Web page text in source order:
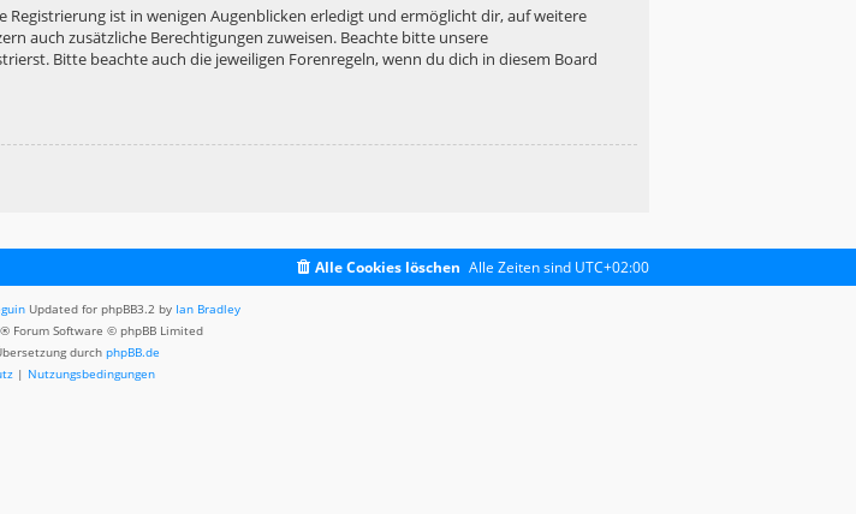
ist in wenigen Augenblicken erledigt und ermöglicht dir, auf weitere
auch zusätzliche Berechtigungen zuweisen. Beachte bitte unsere
Bitte beachte auch die jeweiligen Forenregeln, wenn du dich in diesem Board
Alle Zeiten sind UTC+02:00
Alle Cookies löschen
Updated for phpBB3.2 by Ian Bradley
® Forum Software © phpBB Limited
durch phpBB.de
| Nutzungsbedingungen